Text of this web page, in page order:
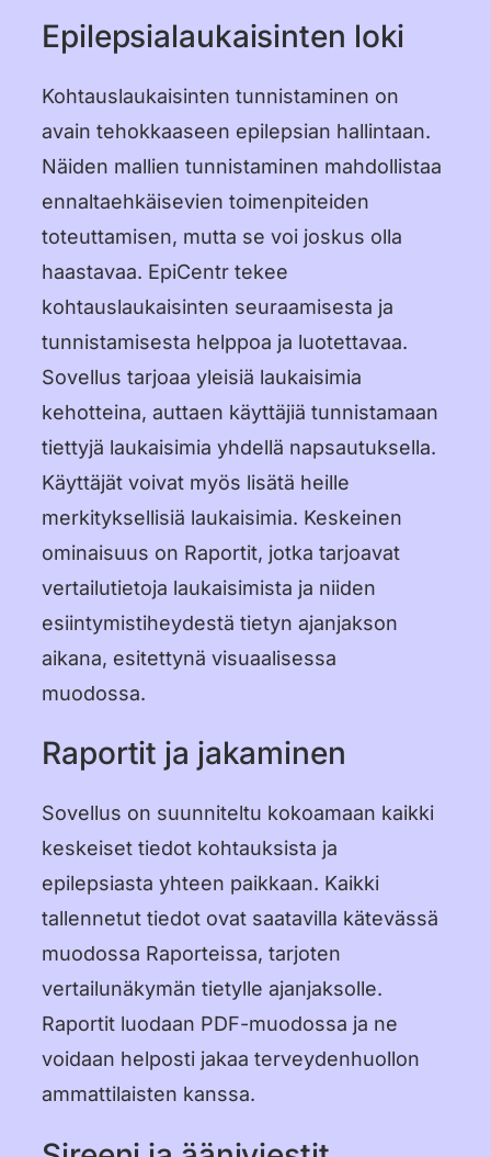
Epilepsialaukaisinten loki
Kohtauslaukaisinten tunnistaminen on
avain tehokkaaseen epilepsian hallintaan.
Näiden mallien tunnistaminen mahdollistaa
ennaltaehkäisevien toimenpiteiden
toteuttamisen, mutta se voi joskus olla
haastavaa. EpiCentr tekee
kohtauslaukaisinten seuraamisesta ja
tunnistamisesta helppoa ja luotettavaa.
Sovellus tarjoaa yleisiä laukaisimia
kehotteina, auttaen käyttäjiä tunnistamaan
tiettyjä laukaisimia yhdellä napsautuksella.
Käyttäjät voivat myös lisätä heille
merkityksellisiä laukaisimia. Keskeinen
ominaisuus on Raportit, jotka tarjoavat
vertailutietoja laukaisimista ja niiden
esiintymistiheydestä tietyn ajanjakson
aikana, esitettynä visuaalisessa
muodossa.
Raportit ja jakaminen
Sovellus on suunniteltu kokoamaan kaikki
keskeiset tiedot kohtauksista ja
epilepsiasta yhteen paikkaan. Kaikki
tallennetut tiedot ovat saatavilla kätevässä
muodossa Raporteissa, tarjoten
vertailunäkymän tietylle ajanjaksolle.
Raportit luodaan PDF-muodossa ja ne
voidaan helposti jakaa terveydenhuollon
ammattilaisten kanssa.